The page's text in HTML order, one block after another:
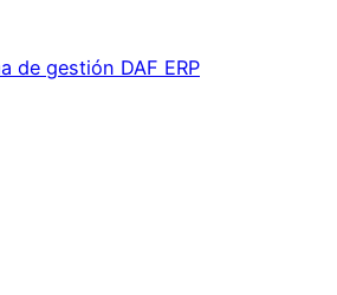
de gestión DAF ERP